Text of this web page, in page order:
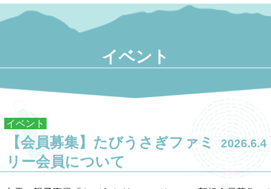
イベント
イベント
【会員募集】たびうさぎファミ
リー会員について
2026.6.4